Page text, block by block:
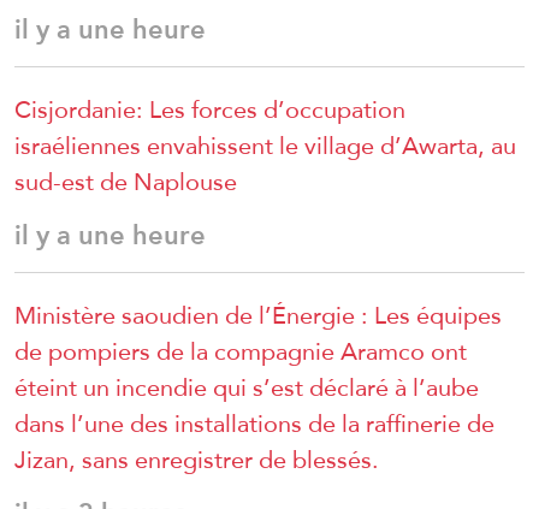
il y a une heure
Cisjordanie: Les forces d’occupation
israéliennes envahissent le village d’Awarta, au
sud-est de Naplouse
il y a une heure
Ministère saoudien de l’Énergie : Les équipes
de pompiers de la compagnie Aramco ont
éteint un incendie qui s’est déclaré à l’aube
dans l’une des installations de la raffinerie de
Jizan, sans enregistrer de blessés.